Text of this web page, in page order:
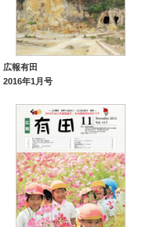
広報有田
2016年1月号